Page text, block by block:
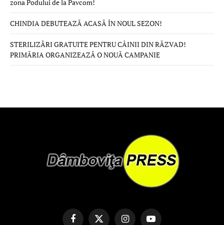
zona Podului de la Pavcom!
CHINDIA DEBUTEAZĂ ACASĂ ÎN NOUL SEZON!
STERILIZĂRI GRATUITE PENTRU CÂINII DIN RĂZVAD!
PRIMĂRIA ORGANIZEAZĂ O NOUĂ CAMPANIE
FacebookX InstagramYouTube